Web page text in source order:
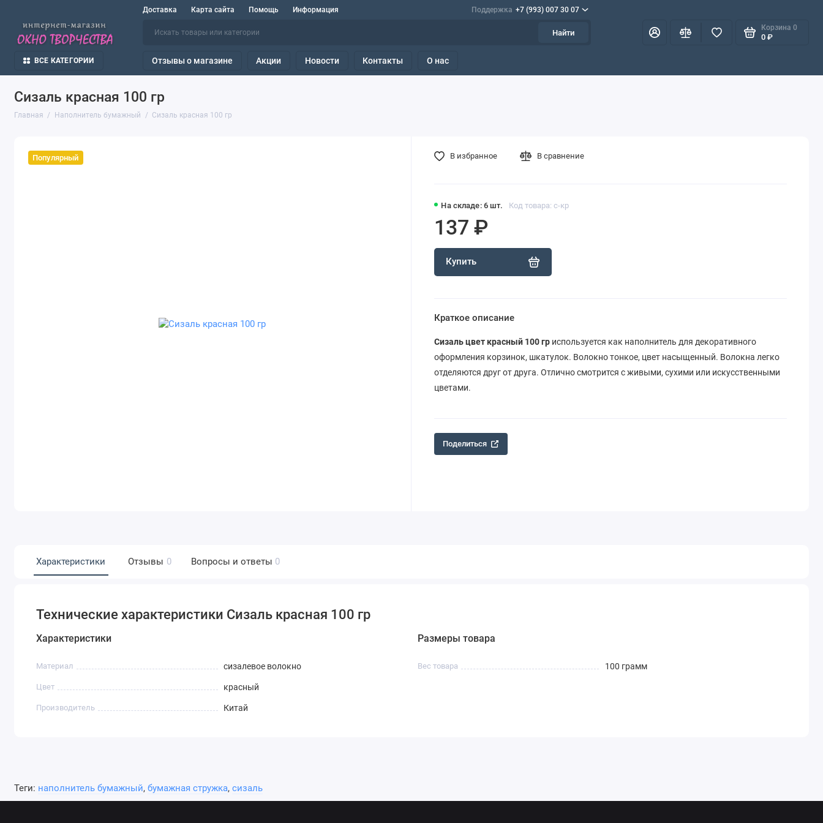
Доставка Карта сайта Помощь Информация Поддержка +7 (993) 007 30 07
Найти
Корзина 0
0 ₽
ВСЕ КАТЕГОРИИ Отзывы о магазине Акции Новости Контакты О нас
Сизаль красная 100 гр
Главная Наполнитель бумажный Сизаль красная 100 гр
Популярный
На складе: 6 шт. Код товара: с-кр
137 ₽
Купить
В избранное В сравнение
Краткое описание
Сизаль цвет красный 100 гриспользуется как наполнитель для декоративного
оформления корзинок, шкатулок. Волокно тонкое, цвет насыщенный. Волокна легко
отделяются друг от друга. Отлично смотрится с живыми, сухими или искусственными
цветами.
Поделиться
Характеристики Отзывы 0 Вопросы и ответы 0
Технические характеристики Сизаль красная 100 гр
Характеристики
Материал сизалевое волокно
Цвет красный
Производитель Китай
Размеры товара
Вес товара 100 грамм
Теги: наполнитель бумажный, бумажная стружка, сизаль